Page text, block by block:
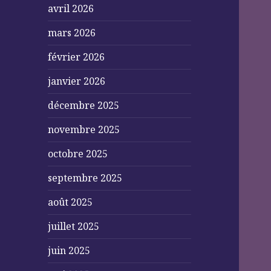
avril 2026
mars 2026
février 2026
janvier 2026
décembre 2025
novembre 2025
octobre 2025
septembre 2025
août 2025
juillet 2025
juin 2025